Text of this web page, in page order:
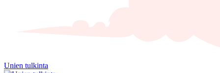
Unien tulkinta